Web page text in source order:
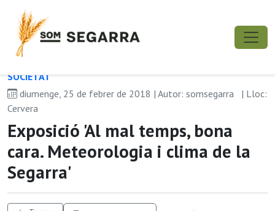
SOCIETAT
diumenge, 25 de febrer de 2018 | Autor: somsegarra
| Lloc:
Cervera
Exposició 'Al mal temps, bona
cara. Meteorologia i clima de la
Segarra'